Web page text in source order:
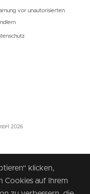
klicken,
Cookies auf Ihrem
vor unautorisierten
2026